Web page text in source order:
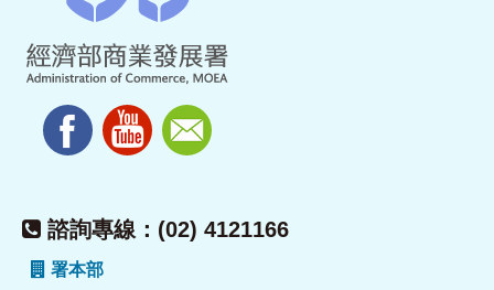
諮詢專線：(02) 4121166
署本部